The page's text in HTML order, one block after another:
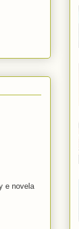
e novela